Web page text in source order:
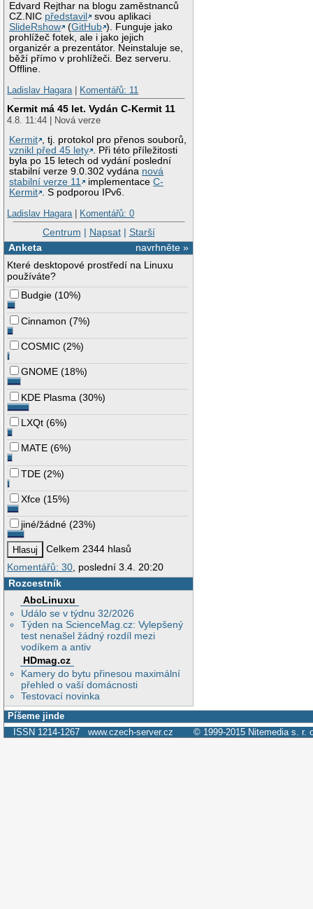
Edvard Rejthar na blogu zaměstnanců
CZ.NIC představil
svou aplikaci
SlideRshow
(GitHub ). Funguje jako
prohlížeč fotek, ale i jako jejich
organizér a prezentátor. Neinstaluje se,
běží přímo v prohlížeči. Bez serveru.
Offline.
Ladislav Hagara| Komentářů: 11
Kermit má 45 let. Vydán C-Kermit 11
4.8. 11:44 | Nová verze
Kermit , tj. protokol pro přenos souborů,
vznikl před 45 lety . Při této příležitosti
byla po 15 letech od vydání poslední
stabilní verze 9.0.302 vydána nová
stabilní verze 11
implementaceC-
Kermit . S podporou IPv6.
Ladislav Hagara| Komentářů: 0
Centrum | Napsat| Starší
navrhněte »
Anketa
Které desktopové prostředí na Linuxu
používáte?
Budgie (10%)
Cinnamon (7%)
COSMIC (2%)
GNOME (18%)
KDE Plasma (30%)
LXQt (6%)
MATE (6%)
TDE (2%)
Xfce (15%)
jiné/žádné (23%)
Celkem 2344 hlasů
Komentářů: 30 , poslední 3.4. 20:20
Rozcestník
AbcLinuxu
Událo se v týdnu 32/2026
Týden na ScienceMag.cz: Vylepšený
test nenašel žádný rozdíl mezi
vodíkem a antiv
HDmag.cz
Kamery do bytu přinesou maximální
přehled o vaší domácnosti
Testovací novinka
Píšeme jinde
ISSN 1214-1267 www.czech-server.cz © 1999-2015 Nitemedia s. r.